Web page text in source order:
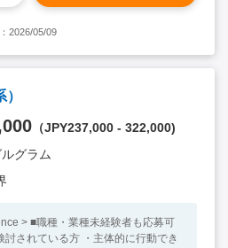
動でき向上心の強い方 ・明るくコミ
Skill /
流業務の経験がある方(メーカー、
インド他、海外での就業経験がある
2026/05/09
（JPY237,000 - 322,000)
グラム
> ■職種・業種未経験者も応募可
されている方 ・主体的に行動でき